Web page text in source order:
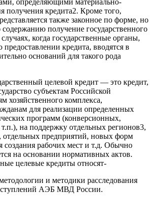
определяющими материально-
получения кредита2. Кроме того,
также законное по форме, но
получение государственного
когда государственные органы,
кредита, вводятся в
оснований для такого рода
целевой кредит — это кредит,
субъектам Российской
хозяйственного комплекса,
для реализации определенных
программ (конверсионных,
на поддержку отдельных регионов3,
отдельных предприятий, новых форм
создания рабочих мест и т.д. Обычно
на основании нормативных актов.
целевые кредиты относят-
и методики расследования
АЭБ МВД России.